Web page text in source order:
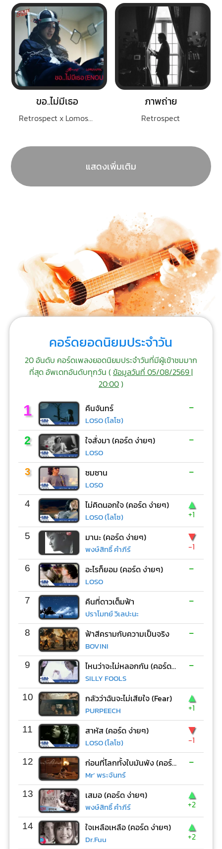
ขอ..ไม่มีเธอ
Retrospect x Lomosonic
ภาพถ่าย
Retrospect
แสดงเพิ่มเติม
คอร์ดยอดนิยมประจำวัน
20 อันดับ คอร์ดเพลงยอดนิยมประจำวันที่มีผู้เข้าชมมาก
ที่สุด อัพเดทอันดับทุกวัน (ข้อมูลวันที่ 05/08/2569 |
20:00)
1 คืนจันทร์
LOSO (โลโซ)
-
2 ใจสั่งมา (คอร์ด ง่ายๆ)
LOSO
-
3 ซมซาน
LOSO
-
4 ไม่คิดนอกใจ (คอร์ด ง่ายๆ)
LOSO (โลโซ)
▲
+1
5 มานะ (คอร์ด ง่ายๆ)
พงษ์สิทธิ์ คำภีร์
▼
-1
6 อะไรก็ยอม (คอร์ด ง่ายๆ)
LOSO
-
7 คืนที่ดาวเต็มฟ้า
ปราโมทย์ วิเลปะนะ
-
8 ฟ้าสีครามกับความเป็นจริง
BOVINI
-
9 ไหนว่าจะไม่หลอกกัน (คอร์ด ง่ายๆ)
SILLY FOOLS
-
10 กลัวว่าฉันจะไม่เสียใจ (Fear)
PURPEECH
▲
+1
11 สาหัส (คอร์ด ง่ายๆ)
LOSO (โลโซ)
▼
-1
12 ก่อนที่โลกทั้งใบมันพัง (คอร์ด ง่ายๆ)
Mr’ พระจันทร์
-
13 เสมอ (คอร์ด ง่ายๆ)
พงษ์สิทธิ์ คำภีร์
▲
+2
14 ใจเหลือเหลือ (คอร์ด ง่ายๆ)
Dr.Fuu
▲
+2